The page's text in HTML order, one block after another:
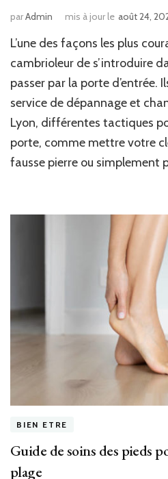
parAdmin mis à jour le août 24,
L’une des façons les plus
cambrioleur de s’introduire
passer par la porte d’entrée.
service de dépannage et
Lyon, différentes tactiques
porte, comme mettre votre
fausse pierre ou simplement
BIEN ETRE
Guide de soins des pieds
plage